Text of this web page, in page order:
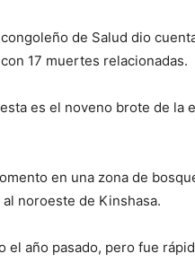
de Salud dio
17 muertes relacionadas.
es el noveno brote de la
en una zona de
noroeste de Kinshasa.
el año pasado, pero fue